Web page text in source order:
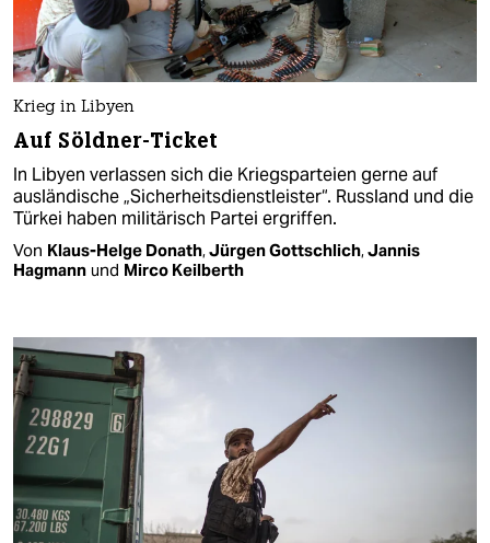
Krieg in Libyen
Auf Söldner-Ticket
In Libyen verlassen sich die Kriegsparteien gerne auf
ausländische „Sicherheitsdienstleister“. Russland und die
Türkei haben militärisch Partei ergriffen.
Von Klaus-Helge Donath,Jürgen Gottschlich,Jannis
Hagmann und Mirco Keilberth